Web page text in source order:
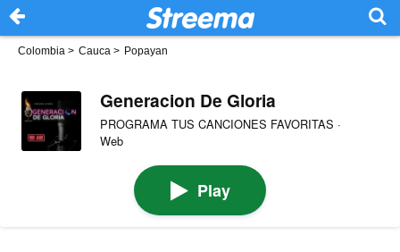
Colombia > Cauca > Popayan
Generacion De Gloria
PROGRAMA TUS CANCIONES FAVORITAS ·
Web
Play